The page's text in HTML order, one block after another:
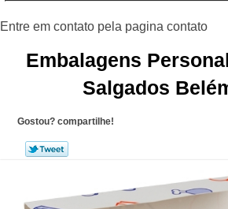
Embalagens
Salgados
Gostou? compartilhe!